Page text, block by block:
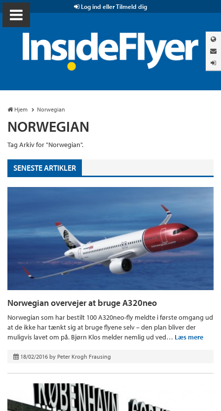
Log ind eller Tilmeld dig
Hjem Norwegian
NORWEGIAN
Tag Arkiv for "Norwegian".
SENESTE ARTIKLER
Norwegian overvejer at bruge A320neo
Norwegian som har bestilt 100 A320neo-fly meldte i første omgang ud
at de ikke har tænkt sig at bruge flyene selv – den plan bliver der
muligvis lavet om på. Bjørn Klos melder nemlig ud ved… Læs mere
18/02/2016 by Peter Krogh Frausing